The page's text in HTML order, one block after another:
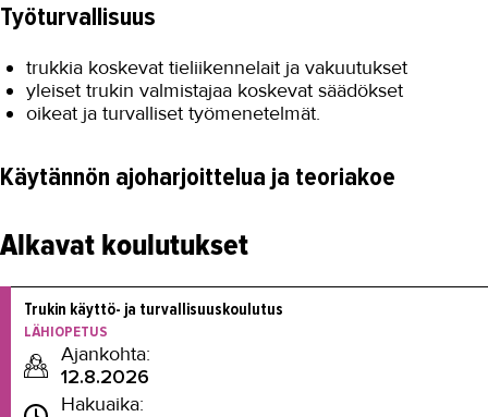
Työturvallisuus
trukkia koskevat tieliikennelait ja vakuutukset
yleiset trukin valmistajaa koskevat säädökset
oikeat ja turvalliset työmenetelmät.
Käytännön ajoharjoittelua ja teoriakoe
Alkavat koulutukset
Trukin käyttö- ja turvallisuuskoulutus
LÄHIOPETUS
Ajankohta:
12.8.2026
Hakuaika: